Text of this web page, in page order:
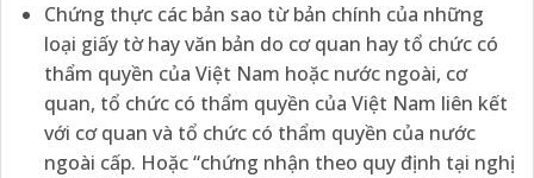
Chứng thực các bản sao từ bản chính của những
loại giấy tờ hay văn bản do cơ quan hay tổ chức có
thẩm quyền của Việt Nam hoặc nước ngoài, cơ
quan, tổ chức có thẩm quyền của Việt Nam liên kết
với cơ quan và tổ chức có thẩm quyền của nước
ngoài cấp. Hoặc “chứng nhận theo quy định tại nghị